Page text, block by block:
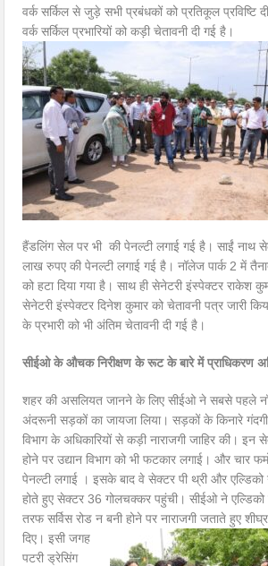
वर्क सर्किल से जुड़े सभी प्रबंधकों को प्रतिकूल प्रविष्टि
वर्क सर्किल प्रभारियों को कड़ी चेतावनी दी गई है।
हैंडलिंग सेल पर भी की पेनल्टी लगाई गई है। साईं नाथ
लाख रुपए की पेनल्टी लगाई गई है। नॉलेज पार्क 2 में
को हटा दिया गया है। साथ ही सेनेटरी इंस्पेक्टर राकेश
सेनेटरी इंस्पेक्टर दिनेश कुमार को चेतावनी पत्र जारी
के प्रभारी को भी अंतिम चेतावनी दी गई है।
सीईओ के औचक निरीक्षण के रूट के बारे में प्राधिकरण
शहर की असलियत जानने के लिए सीईओ ने सबसे पहले
अंदरूनी सड़कों का जायजा लिया। सड़कों के किनारे
विभाग के अधिकारियों से कड़ी नाराजगी जाहिर की। इन
होने पर उद्यान विभाग को भी फटकार लगाई। और चार
पेनल्टी लगाई । इसके बाद वे सेक्टर पी थ्री और
होते हुए सेक्टर 36 गोलचक्कर पहुंची। सीईओ ने एल्डिको
तरफ सर्विस रोड न बनी होने पर नाराजगी जताते हुए शीघ्र
दिए। इसी जगह
पटरी ड्रेसिंग